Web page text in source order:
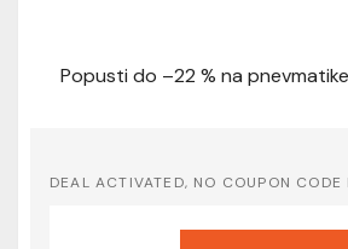
DEAL ACTIVATED, NO COUPON CODE